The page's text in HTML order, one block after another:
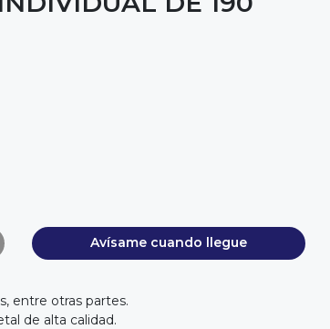
Avísame cuando llegue
entre otras partes.
de alta calidad.